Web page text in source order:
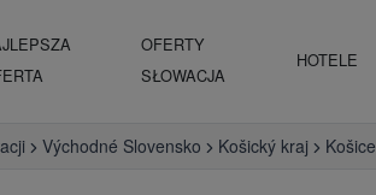
OFERTY
SŁOWACJA
HOTELE
Východné Slovensko Košický kraj Košice